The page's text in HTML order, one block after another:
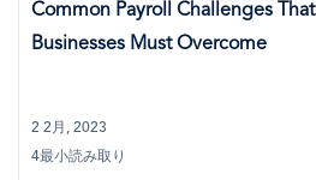
Common Payroll Challenges That
Businesses Must Overcome
2 2月, 2023
4最小読み取り